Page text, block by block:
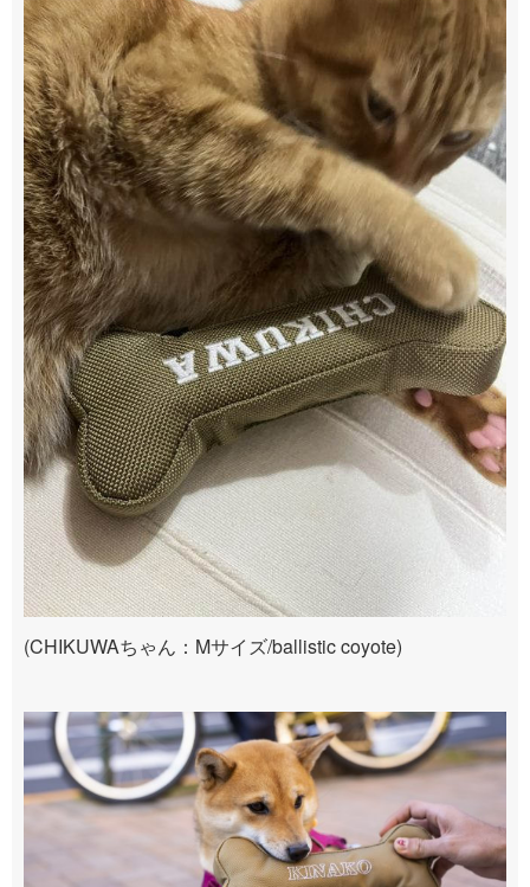
(CHIKUWAちゃん：Mサイズ/ballistic coyote)